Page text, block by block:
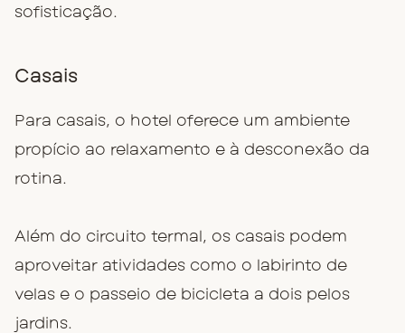
sofisticação.
Casais
Para casais, o hotel oferece um ambiente
propício ao relaxamento e à desconexão da
rotina.
Além do circuito termal, os casais podem
aproveitar atividades como o labirinto de
velas e o passeio de bicicleta a dois pelos
jardins.